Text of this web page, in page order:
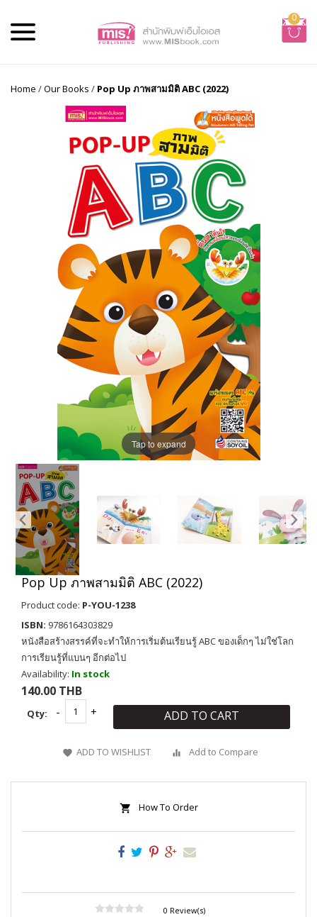
0
Home /Our Books / Pop Up ภาพสามมิติ ABC (2022)
Tap to expand
Pop Up ภาพสามมิติ ABC (2022)
Product code: P-YOU-1238
ISBN: 9786164303829
หนังสือสร้างสรรค์ที่จะทำให้การเริ่มต้นเรียนรู้ ABC ของเด็กๆ ไม่ใช่โลก
การเรียนรู้ที่แบนๆ อีกต่อไป
Availability: In stock
140.00 THB
Qty: ADD TO CART
ADD TO WISHLIST Add to Compare
How To Order
0 Review(s)